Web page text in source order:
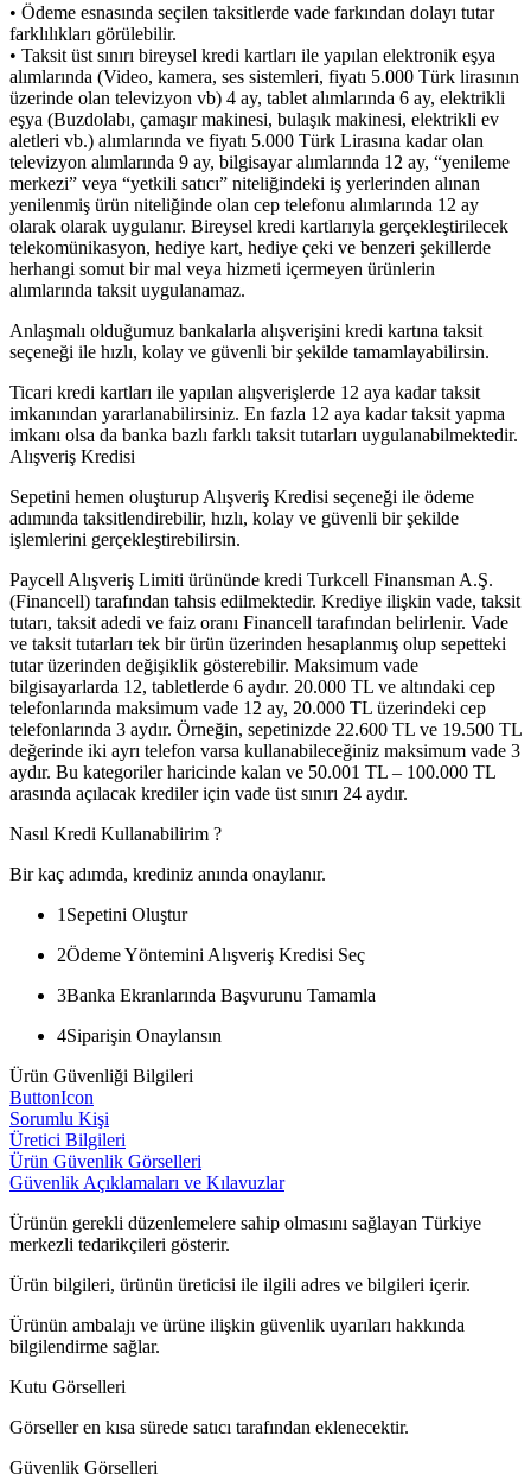
• Ödeme esnasında seçilen taksitlerde vade farkından dolayı tutar
farklılıkları görülebilir.
• Taksit üst sınırı bireysel kredi kartları ile yapılan elektronik eşya
alımlarında (Video, kamera, ses sistemleri, fiyatı 5.000 Türk lirasının
üzerinde olan televizyon vb) 4 ay, tablet alımlarında 6 ay, elektrikli
eşya (Buzdolabı, çamaşır makinesi, bulaşık makinesi, elektrikli ev
aletleri vb.) alımlarında ve fiyatı 5.000 Türk Lirasına kadar olan
televizyon alımlarında 9 ay, bilgisayar alımlarında 12 ay, “yenileme
merkezi” veya “yetkili satıcı” niteliğindeki iş yerlerinden alınan
yenilenmiş ürün niteliğinde olan cep telefonu alımlarında 12 ay
olarak olarak uygulanır. Bireysel kredi kartlarıyla gerçekleştirilecek
telekomünikasyon, hediye kart, hediye çeki ve benzeri şekillerde
herhangi somut bir mal veya hizmeti içermeyen ürünlerin
alımlarında taksit uygulanamaz.
Anlaşmalı olduğumuz bankalarla alışverişini kredi kartına taksit
seçeneği ile hızlı, kolay ve güvenli bir şekilde tamamlayabilirsin.
Ticari kredi kartları ile yapılan alışverişlerde 12 aya kadar taksit
imkanından yararlanabilirsiniz. En fazla 12 aya kadar taksit yapma
imkanı olsa da banka bazlı farklı taksit tutarları uygulanabilmektedir.
Alışveriş Kredisi
Sepetini hemen oluşturup Alışveriş Kredisi seçeneği ile ödeme
adımında taksitlendirebilir, hızlı, kolay ve güvenli bir şekilde
işlemlerini gerçekleştirebilirsin.
Paycell Alışveriş Limiti ürününde kredi Turkcell Finansman A.Ş.
(Financell) tarafından tahsis edilmektedir. Krediye ilişkin vade, taksit
tutarı, taksit adedi ve faiz oranı Financell tarafından belirlenir. Vade
ve taksit tutarları tek bir ürün üzerinden hesaplanmış olup sepetteki
tutar üzerinden değişiklik gösterebilir. Maksimum vade
bilgisayarlarda 12, tabletlerde 6 aydır. 20.000 TL ve altındaki cep
telefonlarında maksimum vade 12 ay, 20.000 TL üzerindeki cep
telefonlarında 3 aydır. Örneğin, sepetinizde 22.600 TL ve 19.500 TL
değerinde iki ayrı telefon varsa kullanabileceğiniz maksimum vade 3
aydır. Bu kategoriler haricinde kalan ve 50.001 TL – 100.000 TL
arasında açılacak krediler için vade üst sınırı 24 aydır.
Nasıl Kredi Kullanabilirim ?
Bir kaç adımda, krediniz anında onaylanır.
1 Sepetini Oluştur
2Ödeme Yöntemini Alışveriş Kredisi Seç
3Banka Ekranlarında Başvurunu Tamamla
4Siparişin Onaylansın
Ürün Güvenliği Bilgileri
ButtonIcon
Sorumlu Kişi
Üretici Bilgileri
Ürün Güvenlik Görselleri
Güvenlik Açıklamaları ve Kılavuzlar
Ürünün gerekli düzenlemelere sahip olmasını sağlayan Türkiye
merkezli tedarikçileri gösterir.
Ürün bilgileri, ürünün üreticisi ile ilgili adres ve bilgileri içerir.
Ürünün ambalajı ve ürüne ilişkin güvenlik uyarıları hakkında
bilgilendirme sağlar.
Kutu Görselleri
Görseller en kısa sürede satıcı tarafından eklenecektir.
Güvenlik Görselleri